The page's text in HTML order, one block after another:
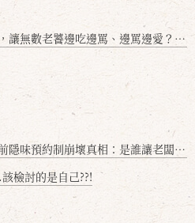
老饕邊吃邊罵、邊罵邊愛？小辣雞揭密！」
預約制崩壞真相：是誰讓老闆心灰意冷？」
檢討的是自己??!